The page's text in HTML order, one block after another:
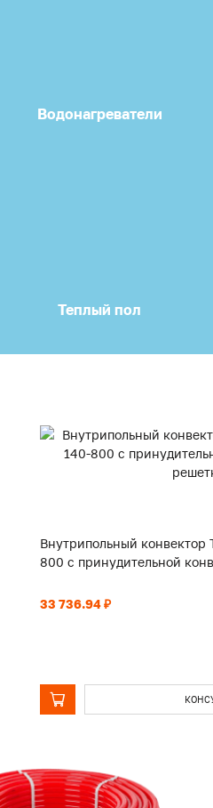
Водонагреватели
Теплый пол
Внутрипольный конвектор
800 с принудительной
33 736.94 ₽